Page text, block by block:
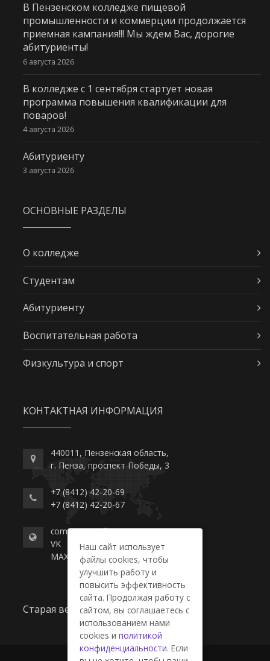
В Пензенском колледже пищевой
промышленности и коммерции продолжается
приемная кампания!!! Мы ждем Вас, дорогие
абитуриенты!
6 августа 2026
В колледже с 1 сентября стартует новая
программа повышения квалификации для
поваров!
4 августа 2026
Абитуриенту
3 августа 2026
ОСНОВНЫЕ РАЗДЕЛЫ
О колледже
Студентам
Абитуриенту
Воспитательная работа
Физкультура и спорт
КОНТАКТНАЯ ИНФОРМАЦИЯ
440011, Пензенская область,
г. Пенза, проспект Победы, 3
+7 (8412) 42-20-69
+7 (8412) 42-20-67
commerce-college.ru
VK
MAX
Старая версия сайта
Наш сайт использует
файлы cookies, чтобы
улучшить работу и
повысить эффективность
сайта. Продолжая работу с
сайтом, вы соглашаетесь с
использованием нами
cookies и политикой
конфиденциальности. Если